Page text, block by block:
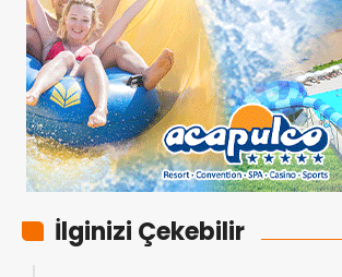
İlginizi Çekebilir